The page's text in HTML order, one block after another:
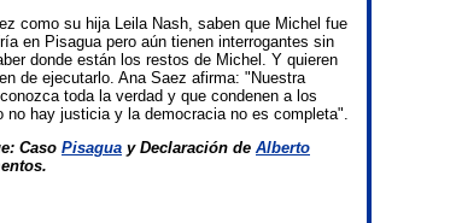
como su hija Leila Nash, saben que Michel fue
en Pisagua pero aún tienen interrogantes sin
donde están los restos de Michel. Y quieren
de ejecutarlo. Ana Saez afirma: "Nuestra
toda la verdad y que condenen a los
no hay justicia y la democracia no es completa".
Caso Pisagua y Declaración de Alberto